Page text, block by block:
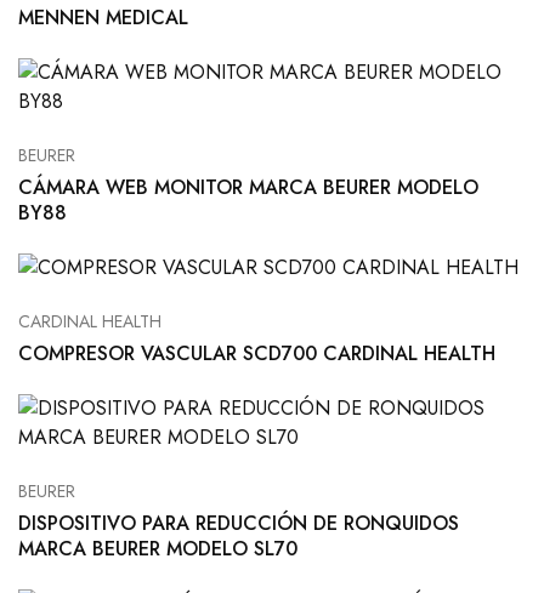
MENNEN MEDICAL
BEURER
CÁMARA WEB MONITOR MARCA BEURER MODELO
BY88
CARDINAL HEALTH
COMPRESOR VASCULAR SCD700 CARDINAL HEALTH
BEURER
DISPOSITIVO PARA REDUCCIÓN DE RONQUIDOS
MARCA BEURER MODELO SL70